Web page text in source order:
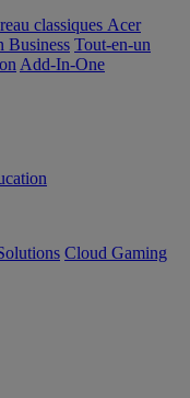
classiques Acer
Business Tout-en-un
Add-In-One
Cloud Gaming